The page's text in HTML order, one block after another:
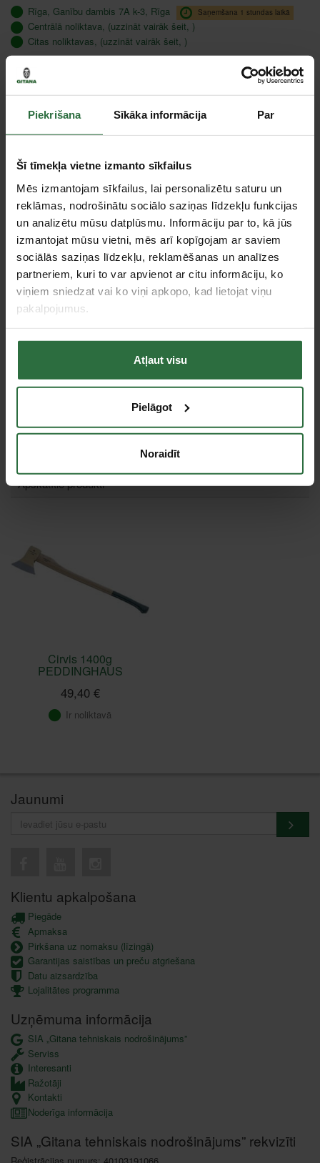
Piekrišana Sīkāka informācija Par
Šī tīmekļa vietne izmanto sīkfailus
Mēs izmantojam sīkfailus, lai personalizētu saturu un
reklāmas, nodrošinātu sociālo saziņas līdzekļu funkcijas
un analizētu mūsu datplūsmu. Informāciju par to, kā jūs
izmantojat mūsu vietni, mēs arī kopīgojam ar saviem
sociālās saziņas līdzekļu, reklamēšanas un analīzes
partneriem, kuri to var apvienot ar citu informāciju, ko
viņiem sniedzat vai ko viņi apkopo, kad lietojat viņu
pakalpojumus.
Atļaut visu
Pielāgot
Noraidīt
Rīga, Ganību dambis 7A k-3, Rīga Saņemšana 1 stundas laikā
Centrālā noliktava, (uzzināt vairāk šeit, )
Citas noliktavas, (uzzināt vairāk šeit, )
Piederumi
Asinātājs Accusharp
008C
22,00 €
Asinātājs cirvjiem un
nažiem FISKARS Xsharp
Tie, kas apskatīja šo preci, tāpat interesējās par...
Failed to load product list.
Apskatītie produkti
Cirvis 1400g
PEDDINGHAUS
49,40 €
Ir noliktavā
Jaunumi
Klientu apkalpošana
Piegāde
Apmaksa
Pirkšana uz nomaksu (līzingā)
Garantijas saistības un preču atgriešana
Datu aizsardzība
Lojalitātes programma
Uzņēmuma informācija
SIA „Gitana tehniskais nodrošinājums”
Serviss
Interesanti
Ražotāji
Kontakti
Noderīga informācija
SIA „Gitana tehniskais nodrošinājums” rekvizīti
Reģistrācijas numurs: 40103191066